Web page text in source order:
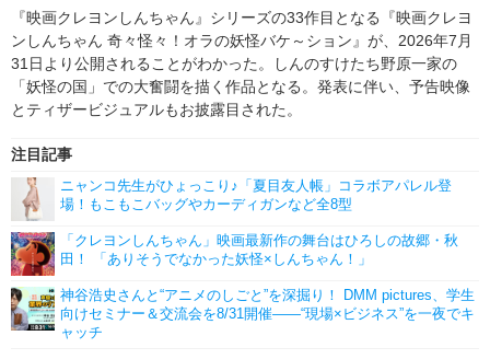
ゲーム 座談会
アニメ！アニメ！TV ABEMA Cafe
『映画クレヨンしんちゃん』シリーズの33作目となる『映画クレヨ
ンしんちゃん 奇々怪々！オラの妖怪バケ～ション』が、2026年7月
31日より公開されることがわかった。しんのすけたち野原一家の
「妖怪の国」での大奮闘を描く作品となる。発表に伴い、予告映像
とティザービジュアルもお披露目された。
注目記事
ニャンコ先生がひょっこり♪「夏目友人帳」コラボアパレル登
場！もこもこバッグやカーディガンなど全8型
「クレヨンしんちゃん」映画最新作の舞台はひろしの故郷・秋
田！ 「ありそうでなかった妖怪×しんちゃん！」
神谷浩史さんと“アニメのしごと”を深掘り！ DMM pictures、学生
向けセミナー＆交流会を8/31開催――“現場×ビジネス”を一夜でキ
ャッチ